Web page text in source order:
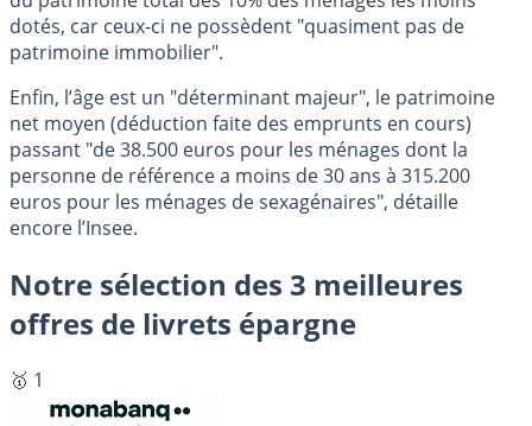
dotés, car ceux-ci ne possèdent "quasiment pas de
patrimoine immobilier".
Enfin, l’âge est un "déterminant majeur", le patrimoine
net moyen (déduction faite des emprunts en cours)
passant "de 38.500 euros pour les ménages dont la
personne de référence a moins de 30 ans à 315.200
euros pour les ménages de sexagénaires", détaille
encore l’Insee.
Notre sélection des 3 meilleures
offres de livrets épargne
🥇 1